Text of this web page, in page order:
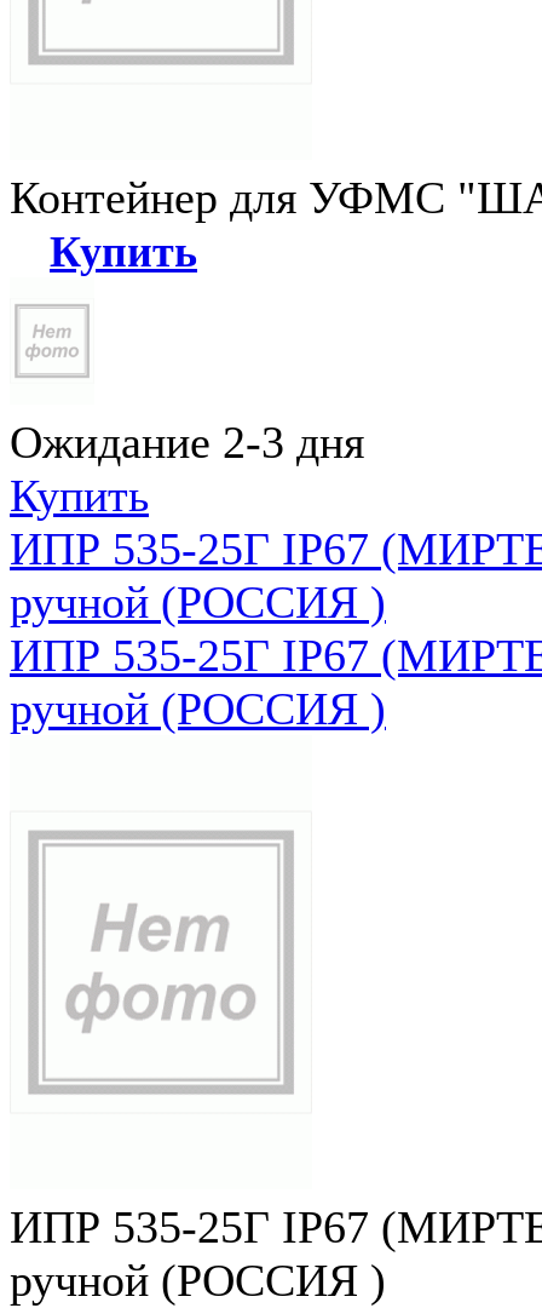
Контейнер для УФМС
Купить
Ожидание 2-3 дня
Купить
ИПР 535-25Г IP67
ручной (РОССИЯ )
ИПР 535-25Г IP67
ручной (РОССИЯ )
ИПР 535-25Г IP67
ручной (РОССИЯ )